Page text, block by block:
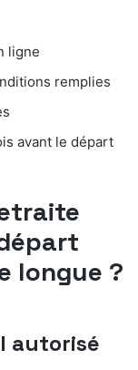
ligne
remplies
avant le départ
longue ?
autorisé